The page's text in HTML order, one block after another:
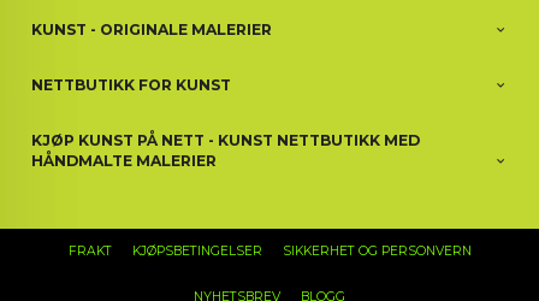
KUNST - ORIGINALE MALERIER
NETTBUTIKK FOR KUNST
KJØP KUNST PÅ NETT - KUNST NETTBUTIKK MED
HÅNDMALTE MALERIER
FRAKT KJØPSBETINGELSER SIKKERHET OG PERSONVERN
NYHETSBREV BLOGG